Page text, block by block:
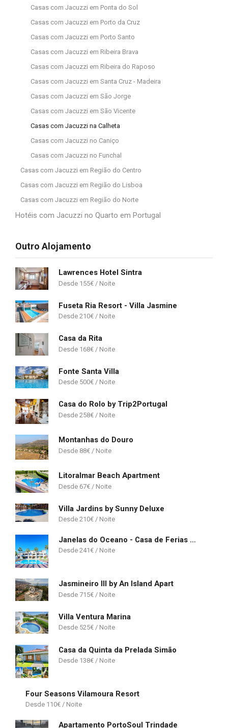
Casas com Jacuzzi em Ponta do Sol
Casas com Jacuzzi em Porto da Cruz
Casas com Jacuzzi em Porto Santo
Casas com Jacuzzi em Ribeira Brava
Casas com Jacuzzi em Ribeira do Raposo
Casas com Jacuzzi em Santa Cruz - Madeira
Casas com Jacuzzi em São Jorge
Casas com Jacuzzi em São Vicente
Casas com Jacuzzi na Calheta
Casas com Jacuzzi no Caniço
Casas com Jacuzzi no Funchal
Casas com Jacuzzi em Região do Centro
Casas com Jacuzzi em Região do Lisboa
Casas com Jacuzzi em Região do Norte
Hotéis com Jacuzzi no Quarto em Portugal
Outro Alojamento
Lawrences Hotel Sintra
155€
Fuseta Ria Resort - Villa Jasmine
210€
Casa da Rita
168€
Fonte Santa Villa
500€
Casa do Rolo by Trip2Portugal
258€
Montanhas do Douro
88€
Litoralmar Beach Apartment
67€
Villa Jardins by Sunny Deluxe
210€
Janelas do Oceano - Casa de Ferias T3 Vilamoura
241€
Jasmineiro III by An Island Apart
715€
Villa Ventura Marina
525€
Casa da Quinta da Prelada Simão
138€
Four Seasons Vilamoura Resort
110€
Apartamento PortoSoul Trindade